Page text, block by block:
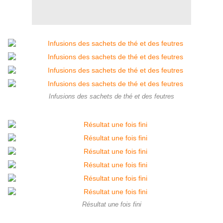
Infusions des sachets de thé et des feutres
Résultat une fois fini